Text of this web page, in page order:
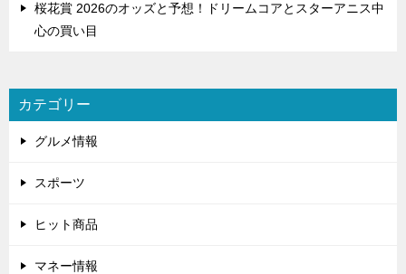
桜花賞 2026のオッズと予想！ドリームコアとスターアニス中
心の買い目
カテゴリー
グルメ情報
スポーツ
ヒット商品
マネー情報